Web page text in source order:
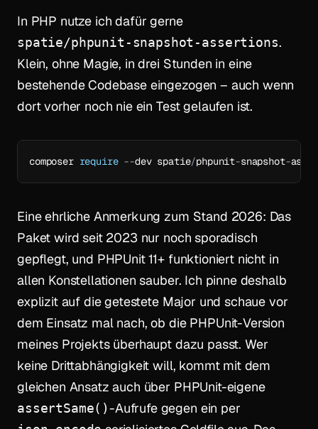
In PHP nutze ich dafür gerne
spatie/phpunit-snapshot-assertions.
Klein, ohne Magie, in drei Stunden in eine
bestehende Codebase eingezogen – auch wenn
dort vorher noch nie ein Test gelaufen ist.
composer require --dev spatie/phpunit-snapshot-
Eine ehrliche Anmerkung zum Stand 2026: Das
Paket wird seit 2023 nur noch sporadisch
gepflegt, und PHPUnit 11+ funktioniert nicht in
allen Konstellationen sauber. Ich pinne deshalb
explizit auf die getestete Major und schaue vor
dem Einsatz mal nach, ob die PHPUnit-Version
meines Projekts überhaupt dazu passt. Wer
keine Drittabhängigkeit will, kommt mit dem
gleichen Ansatz auch über PHPUnit-eigene
assertSame()-Aufrufe gegen ein per